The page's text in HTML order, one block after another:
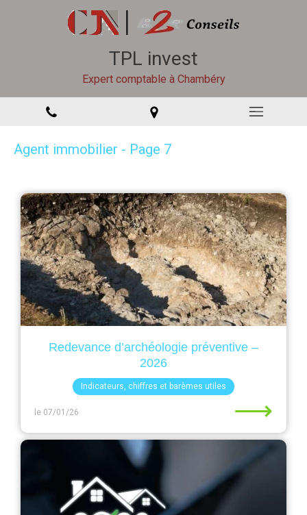
TPL invest
Expert comptable à Chambéry
Agent immobilier - Page 7
Redevance d’archéologie préventive –
2026
Indicateurs, chiffres et barèmes utiles
le 07/01/26 ⟶